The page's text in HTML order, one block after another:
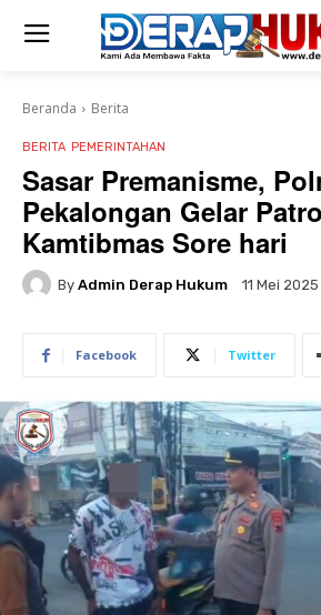
Beranda Berita
BERITA PEMERINTAHAN
Sasar Premanisme,
Pekalongan Gelar
Kamtibmas Sore hari
By Admin Derap Hukum 11 Mei 2025
Facebook Twitter